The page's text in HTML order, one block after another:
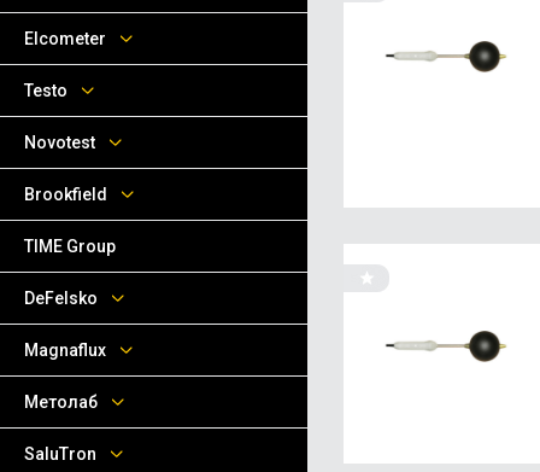
Elcometer
Testo
Novotest
Brookfield
TIME Group
DeFelsko
Magnaflux
Метолаб
SaluTron